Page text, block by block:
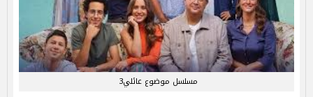
مسلسل موضوع عائلي3